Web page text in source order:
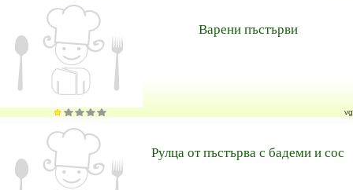
Варени пъстърви
vg
Рулца от пъстърва с бадеми и сос